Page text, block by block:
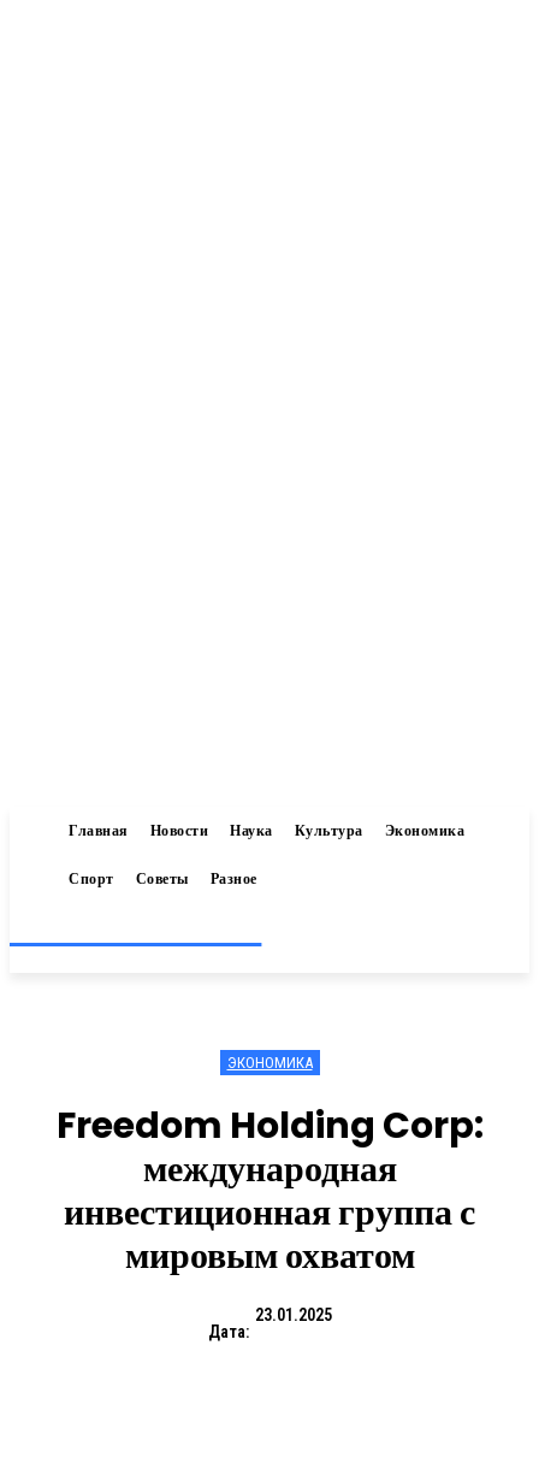
Главная Новости Наука Культура Экономика
Спорт Советы Разное
ЭКОНОМИКА
Freedom Holding Corp:
международная
инвестиционная группа с
мировым охватом
Дата:
23.01.2025